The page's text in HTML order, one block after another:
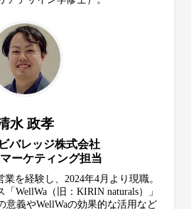
水 政孝
バレッジ株式会社
ーケティング担当
を経験し、2024年4月より現職。
WellWa（旧：KIRIN naturals）」
意義やWellWaの効果的な活用など